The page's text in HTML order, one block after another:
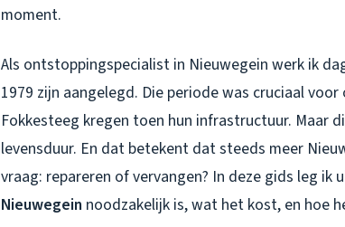
moment.
Als ontstoppingspecialist in Nieuwegein werk ik
1979 zijn aangelegd. Die periode was cruciaal
Fokkesteeg kregen toen hun infrastructuur. Maar
levensduur. En dat betekent dat steeds meer
vraag: repareren of vervangen? In deze gids leg ik
Nieuwegein noodzakelijk is, wat het kost, en hoe